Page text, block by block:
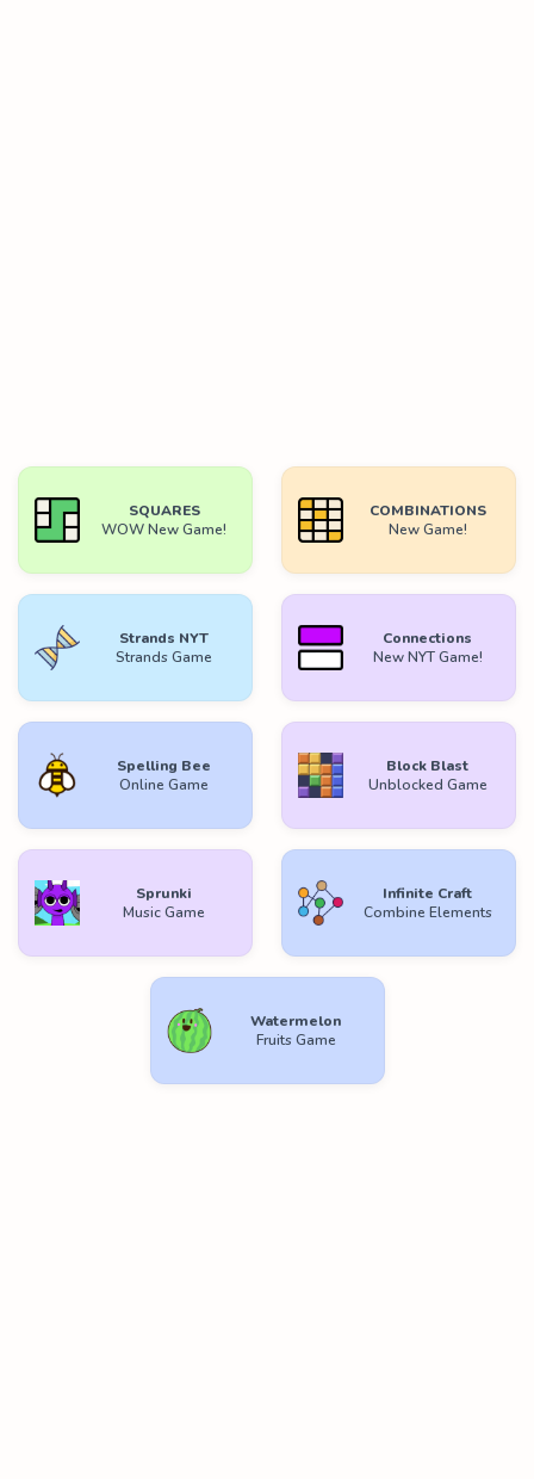
SQUARES
WOW New Game!
COMBINATIONS
New Game!
Strands NYT
Strands Game
Connections
New NYT Game!
Spelling Bee
Online Game
Block Blast
Unblocked Game
Sprunki
Music Game
Infinite Craft
Combine Elements
Watermelon
Fruits Game